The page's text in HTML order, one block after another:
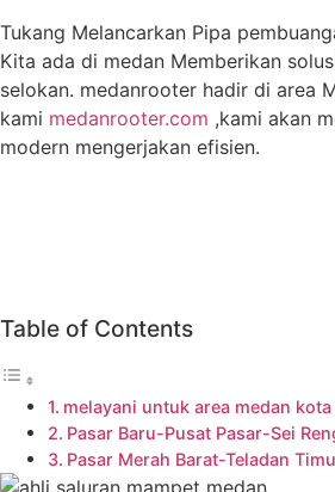
Tukang Melancarkan Pipa
Kita ada di medan Memberikan
selokan. medanrooter hadir di area
kami medanrooter.com ,kami akan
modern mengerjakan efisien.
Table of Contents
melayani untuk area medan kota
Pasar Baru-Pusat Pasar-Sei
Pasar Merah Barat-Teladan